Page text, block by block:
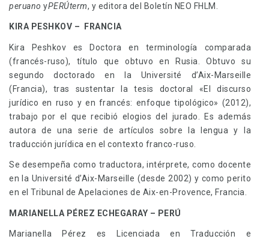
peruano yPERÚterm, y editora del Boletín NEO FHLM.
KIRA PESHKOV – FRANCIA
Kira Peshkov es Doctora en terminología comparada
(francés-ruso), título que obtuvo en Rusia. Obtuvo su
segundo doctorado en la Université d’Aix-Marseille
(Francia), tras sustentar la tesis doctoral «El discurso
jurídico en ruso y en francés: enfoque tipológico» (2012),
trabajo por el que recibió elogios del jurado. Es además
autora de una serie de artículos sobre la lengua y la
traducción jurídica en el contexto franco-ruso.
Se desempeña como traductora, intérprete, como docente
en la Université d’Aix-Marseille (desde 2002) y como perito
en el Tribunal de Apelaciones de Aix-en-Provence, Francia.
MARIANELLA PÉREZ ECHEGARAY – PERÚ
Marianella Pérez es Licenciada en Traducción e